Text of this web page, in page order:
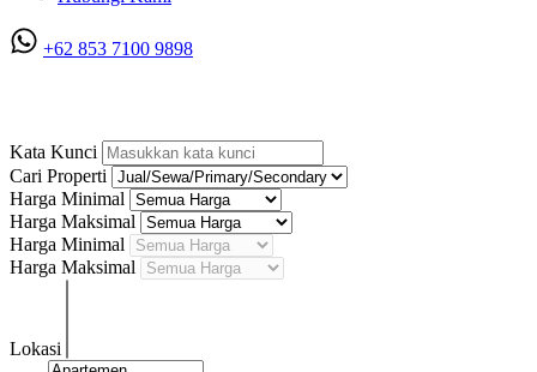
+62 853 7100 9898‬
Kata Kunci
Cari Properti
Harga Minimal
Harga Maksimal
Harga Minimal
Harga Maksimal
Lokasi